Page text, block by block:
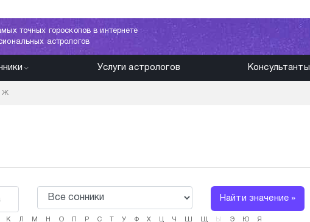
точных гороскопов в интернете
астрологов
Услуги астрологов Консультанты
Ж
Найти значение »
К Л М Н О Р С У Ф Х Ц Ч Ш Щ Ы Э Ю Я